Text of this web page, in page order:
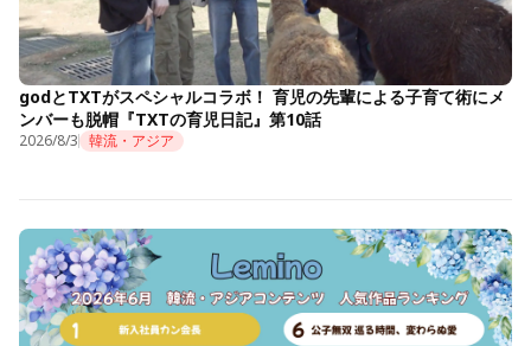
godとTXTがスペシャルコラボ！ 育児の先輩による子育て術にメ
ンバーも脱帽『TXTの育児日記』第10話
2026/8/3 韓流・アジア